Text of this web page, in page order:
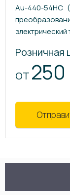
Au-440-54HC
электрический
Розничная
ОТ